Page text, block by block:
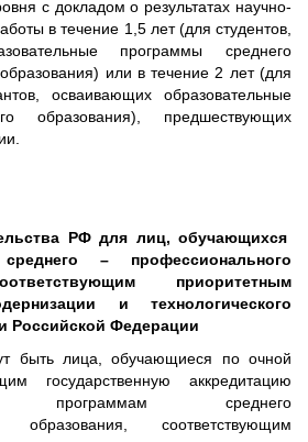
с докладом о результатах научно-
в течение 1,5 лет (для студентов,
программы среднего
или в течение 2 лет (для
осваивающих образовательные
образования), предшествующих
РФ для лиц, обучающихся
– профессионального
приоритетным
и технологического
Российской Федерации
быть лица, обучающиеся по очной
государственную аккредитацию
программам среднего
образования, соответствующим